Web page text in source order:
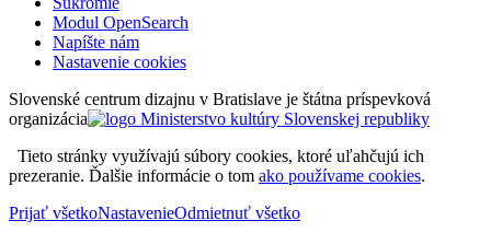
Modul OpenSearch
Napíšte nám
Nastavenie cookies
Slovenské centrum dizajnu v Bratislave je štátna príspevková
organizácia
Tieto stránky využívajú súbory cookies, ktoré uľahčujú ich
prezeranie. Ďalšie informácie o tom ako používame cookies.
Prijať všetkoNastavenieOdmietnuť všetko